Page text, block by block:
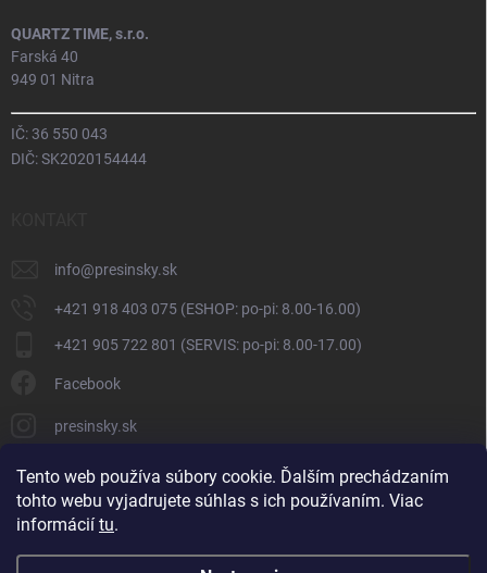
Tento web používa súbory cookie. Ďalším prechádzaním
tohto webu vyjadrujete súhlas s ich používaním. Viac
informácií tu.
QUARTZ TIME, s.r.o.
Farská 40
949 01 Nitra
IČ: 36 550 043
DIČ: SK2020154444
info@presinsky.sk
+421 918 403 075 (ESHOP: po-pi: 8.00-16.00)
+421 905 722 801 (SERVIS: po-pi: 8.00-17.00)
Facebook
presinsky.sk